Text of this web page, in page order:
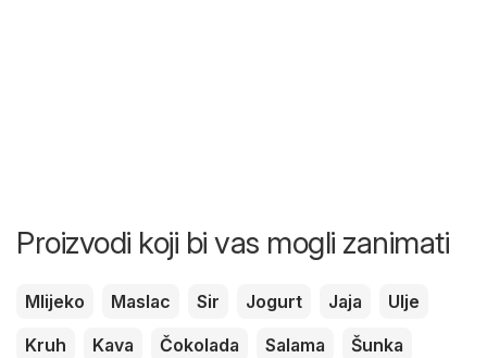
Proizvodi koji bi vas mogli zanimati
Mlijeko Maslac Sir Jogurt Jaja
Ulje
Kruh
Kava Čokolada Salama
Šunka